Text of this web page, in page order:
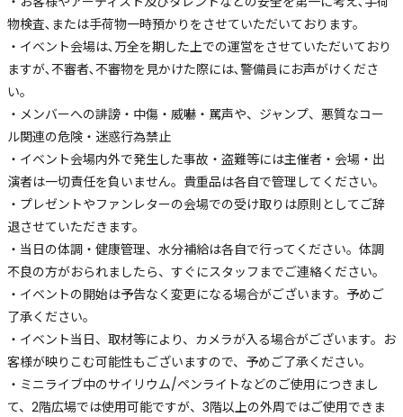
物検査､または手荷物一時預かりをさせていただいております。
・イベント会場は､万全を期した上での運営をさせていただいており
ますが､不審者､不審物を見かけた際には､警備員にお声がけくださ
い。
・メンバーへの誹謗・中傷・威嚇・罵声や、ジャンプ、悪質なコー
ル関連の危険・迷惑行為禁止
・イベント会場内外で発生した事故・盗難等には主催者・会場・出
演者は一切責任を負いません。貴重品は各自で管理してください。
・プレゼントやファンレターの会場での受け取りは原則としてご辞
退させていただきます。
・当日の体調・健康管理、水分補給は各自で行ってください。体調
不良の方がおられましたら、すぐにスタッフまでご連絡ください。
・イベントの開始は予告なく変更になる場合がございます。予めご
了承ください。
・イベント当日、取材等により、カメラが入る場合がございます。お
客様が映りこむ可能性もございますので、予めご了承ください。
・ミニライブ中のサイリウム/ペンライトなどのご使用につきまし
て、2階広場では使用可能ですが、3階以上の外周ではご使用できま